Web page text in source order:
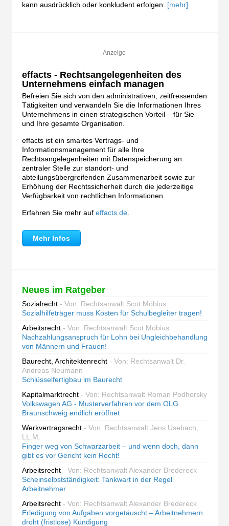
kann ausdrücklich oder konkludent erfolgen. [mehr]
- Anzeige -
effacts - Rechtsangelegenheiten des
Unternehmens einfach managen
Befreien Sie sich von den administrativen, zeitfressenden
Tätigkeiten und verwandeln Sie die Informationen Ihres
Unternehmens in einen strategischen Vorteil – für Sie
und Ihre gesamte Organisation.
effacts ist ein smartes Vertrags- und
Informationsmanagement für alle Ihre
Rechtsangelegenheiten mit Datenspeicherung an
zentraler Stelle zur standort- und
abteilungsübergreifenden Zusammenarbeit sowie zur
Erhöhung der Rechtssicherheit durch die jederzeitige
Verfügbarkeit von rechtlichen Informationen.
Erfahren Sie mehr auf effacts.de.
Mehr Infos
Neues im Ratgeber
Sozialrecht - Von: Rechtsanwalt Scot Möbius
Sozialhilfeträger muss Kosten für Schulbegleiter tragen!
Arbeitsrecht - Von: Rechtsanwalt Scot Möbius
Nachzahlungsanspruch für Lohn bei Ungleichbehandlung
von Männern und Frauen!
Baurecht, Architektenrecht - Von: Rechtsanwalt Dr.
Andreas Neumann
Schlüsselfertigbau im Baurecht
Kapitalmarktrecht - Von: Rechtsanwalt Roman Podhorsky
Volkswagen AG - Musterverfahren vor dem OLG
Braunschweig endlich eröffnet
Werkvertragsrecht - Von: Rechtsanwalt Jens Usebach,
LL.M.
Finger weg von Schwarzarbeit – und wenn doch, dann
gibt es vor Gericht kein Recht!
Arbeitsrecht - Von: Rechtsanwalt Alexander Bredereck
Scheinselbstständigkeit: Tankwart in der Regel
Arbeitnehmer
Arbeitsrecht - Von: Rechtsanwalt Alexander Bredereck
Erledigung von Aufgaben vorgetäuscht – Arbeitnehmern
droht (fristlose) Kündigung